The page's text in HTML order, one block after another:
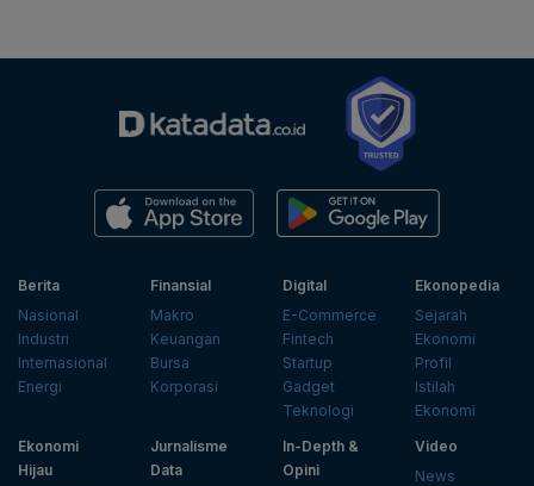
Berita
Nasional
Industri
Internasional
Energi
Finansial
Makro
Keuangan
Bursa
Korporasi
Digital
E-Commerce
Fintech
Startup
Gadget
Teknologi
Ekonopedia
Sejarah
Ekonomi
Profil
Istilah
Ekonomi
Ekonomi
Hijau
Jurnalisme
Data
In-Depth &
Opini
Video
News